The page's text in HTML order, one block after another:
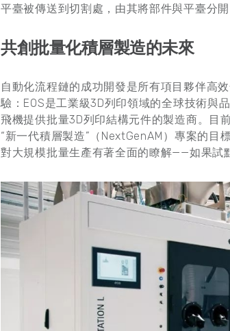
平臺被傳送到切割處，由其將部件與平臺分
共創批量化積層製造的未來
自動化流程鏈的成功開發是所有項目夥伴高
驗：EOS是工業級3D列印領域的全球技術與
飛機提供批量3D列印結構元件的製造商。目
“新一代積層製造”（NextGenAM）專案的目
對大規模批量生產有著全面的瞭解——如果試